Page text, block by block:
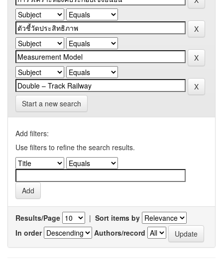
Start a new search
Add filters:
Use filters to refine the search results.
Results/Page | Sort items by
In order
Authors/record